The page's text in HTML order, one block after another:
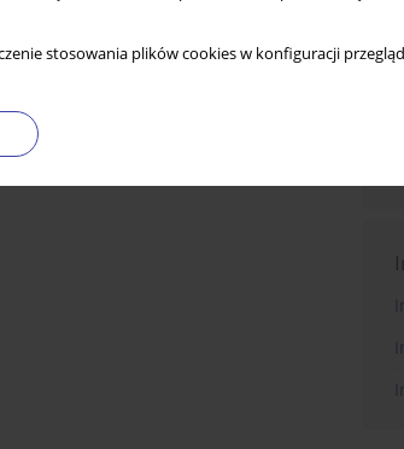
stosowania plików cookies w konfiguracji